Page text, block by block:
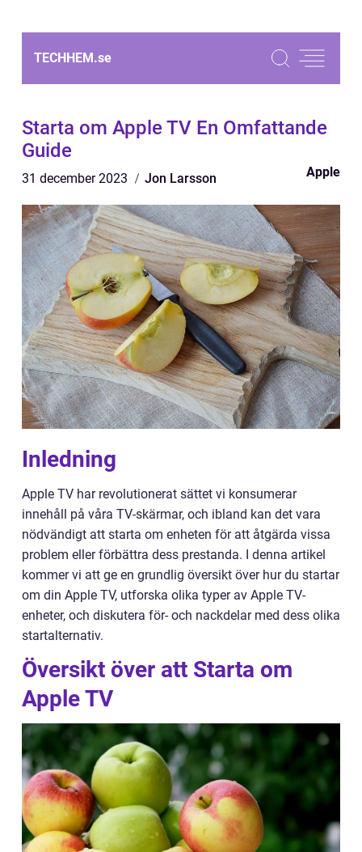
TECHHEM.se
Starta om Apple TV En Omfattande
Guide
31 december 2023 Jon Larsson Apple
Inledning
Apple TV har revolutionerat sättet vi konsumerar
innehåll på våra TV-skärmar, och ibland kan det vara
nödvändigt att starta om enheten för att åtgärda vissa
problem eller förbättra dess prestanda. I denna artikel
kommer vi att ge en grundlig översikt över hur du startar
om din Apple TV, utforska olika typer av Apple TV-
enheter, och diskutera för- och nackdelar med dess olika
startalternativ.
Översikt över att Starta om
Apple TV